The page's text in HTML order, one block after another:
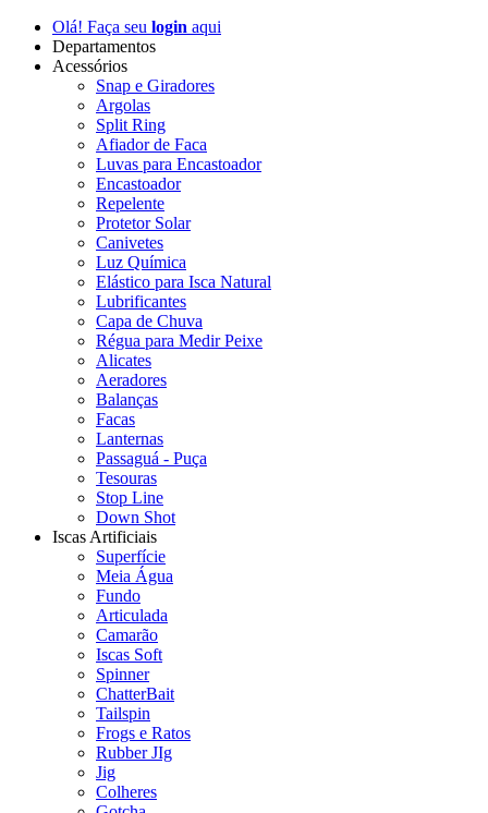
Olá! Faça seu login aqui
Departamentos
Acessórios
Snap e Giradores
Argolas
Split Ring
Afiador de Faca
Luvas para Encastoador
Encastoador
Repelente
Protetor Solar
Canivetes
Luz Química
Elástico para Isca Natural
Lubrificantes
Capa de Chuva
Régua para Medir Peixe
Alicates
Aeradores
Balanças
Facas
Lanternas
Passaguá - Puça
Tesouras
Stop Line
Down Shot
Iscas Artificiais
Superfície
Meia Água
Fundo
Articulada
Camarão
Iscas Soft
Spinner
ChatterBait
Tailspin
Frogs e Ratos
Rubber JIg
Jig
Colheres